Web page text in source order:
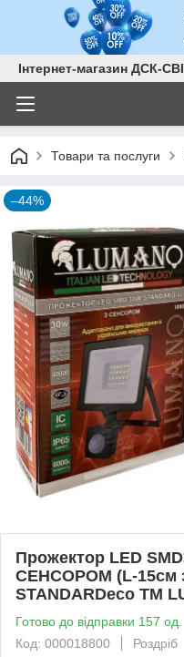
Інтернет-магазин ДСК-
Товари та послуги
–44%
Прожектор LED
СЕНСОРОМ (L-15см
STANDARDeco ТМ
Готово до відправки 157 од.
Код: 000018800
Роздріб